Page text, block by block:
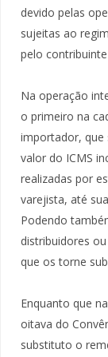
devido pelas
sujeitas ao
pelo
Na operação
o primeiro na
importador, que
valor do ICMS
realizadas por
varejista, até
Podendo
distribuidores
que os torne
Enquanto que
oitava do
substituto o